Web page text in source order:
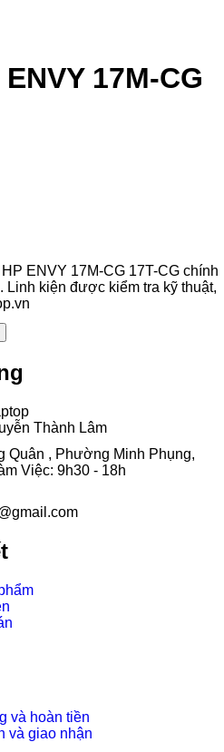
17M-CG
ENVY 17M-CG 17T-CG chính
Linh kiện được kiểm tra kỹ thuật,
Thành Lâm
Quân , Phường Minh Phụng,
Việc: 9h30 - 18h
và hoàn tiền
và giao nhận